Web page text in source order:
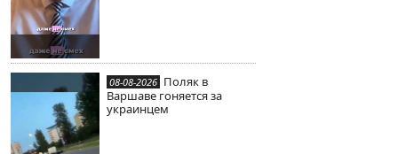
08-08-2026 Поляк в
Варшаве гоняется за
украинцем